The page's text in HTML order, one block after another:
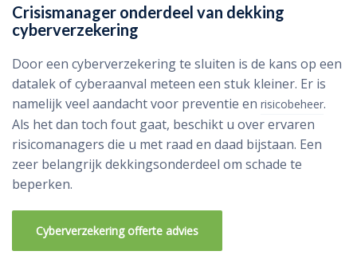
Crisismanager onderdeel van dekking
cyberverzekering
Door een cyberverzekering te sluiten is de kans op een
datalek of cyberaanval meteen een stuk kleiner. Er is
namelijk veel aandacht voor preventie en risicobeheer.
Als het dan toch fout gaat, beschikt u over ervaren
risicomanagers die u met raad en daad bijstaan. Een
zeer belangrijk dekkingsonderdeel om schade te
beperken.
Cyberverzekering offerte advies